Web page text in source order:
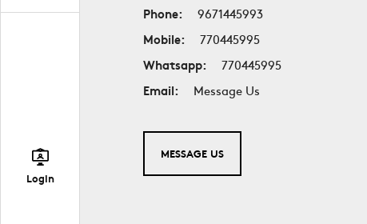
Login
Phone:
9671445993
Mobile:
770445995
Whatsapp:
770445995
Email:
Message Us
MESSAGE US